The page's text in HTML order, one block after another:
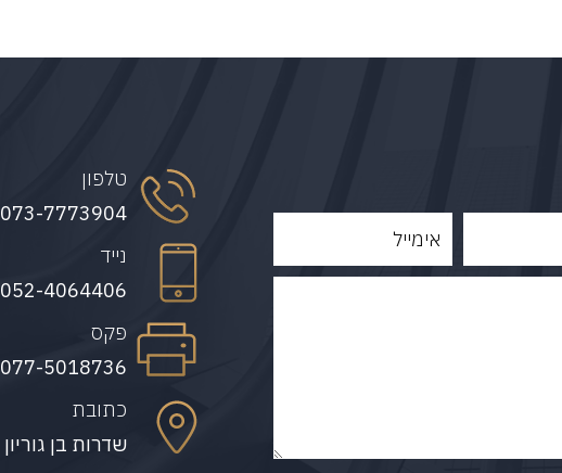
טלפון
073-7773904
נייד
052-4064406
פקס
077-5018736
כתובת
שדרות בן גוריון 21, חיפה